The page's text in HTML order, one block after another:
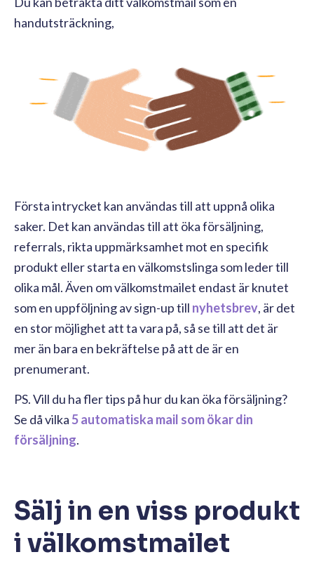
handutsträckning,
Första intrycket kan användas till att uppnå olika
saker. Det kan användas till att öka försäljning,
referrals, rikta uppmärksamhet mot en specifik
produkt eller starta en välkomstslinga som leder till
olika mål. Även om välkomstmailet endast är knutet
som en uppföljning av sign-up till nyhetsbrev, är det
en stor möjlighet att ta vara på, så se till att det är
mer än bara en bekräftelse på att de är en
prenumerant.
PS. Vill du ha fler tips på hur du kan öka försäljning?
Se då vilka5 automatiska mail som ökar din
försäljning.
Sälj in en viss produkt
i välkomstmailet